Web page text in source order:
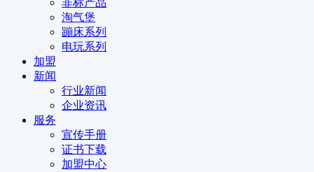
非标产品
淘气堡
蹦床系列
电玩系列
加盟
新闻
行业新闻
企业资讯
服务
宣传手册
证书下载
加盟中心